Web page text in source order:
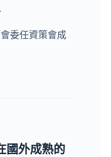
委任資策會成
國外成熟的